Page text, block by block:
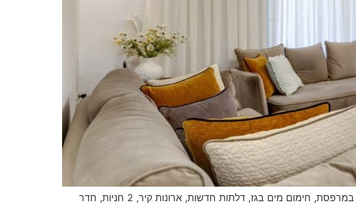
מיני פנטהאוז מאוד משודרג ומרווח, מטבח, סלון וחדר הורים מהגדולים שיש. סגירת חורף חשמלית במרפסת, חימום מים בגז, דלתות חדשות, ארונות קיר, 2 חניות, חדר